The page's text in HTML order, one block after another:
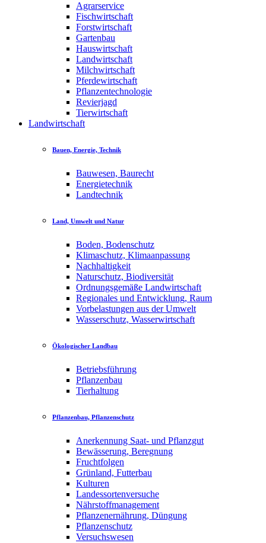
Agrarservice
Fischwirtschaft
Forstwirtschaft
Gartenbau
Hauswirtschaft
Landwirtschaft
Milchwirtschaft
Pferdewirtschaft
Pflanzentechnologie
Revierjagd
Tierwirtschaft
Landwirtschaft
Bauen, Energie, Technik
Bauwesen, Baurecht
Energietechnik
Landtechnik
Land, Umwelt und Natur
Boden, Bodenschutz
Klimaschutz, Klimaanpassung
Nachhaltigkeit
Naturschutz, Biodiversität
Ordnungsgemäße Landwirtschaft
Regionales und Entwicklung, Raum
Vorbelastungen aus der Umwelt
Wasserschutz, Wasserwirtschaft
Ökologischer Landbau
Betriebsführung
Pflanzenbau
Tierhaltung
Pflanzenbau, Pflanzenschutz
Anerkennung Saat- und Pflanzgut
Bewässerung, Beregnung
Fruchtfolgen
Grünland, Futterbau
Kulturen
Landessortenversuche
Nährstoffmanagement
Pflanzenernährung, Düngung
Pflanzenschutz
Versuchswesen